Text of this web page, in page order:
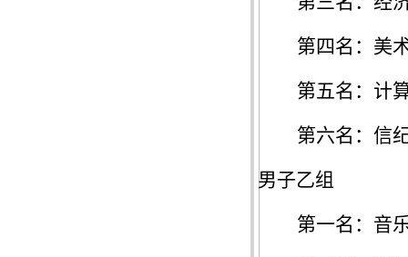
第四名：美
第五名：计
第六名：信
男子乙组
第一名： 音